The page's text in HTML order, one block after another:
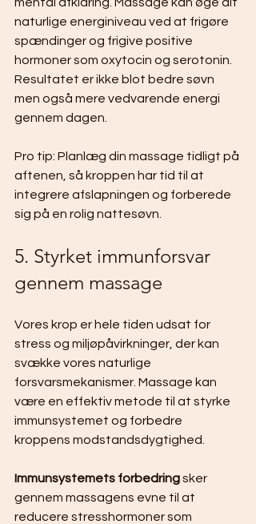
naturlige energiniveau ved at frigøre
spændinger og frigive positive
hormoner som oxytocin og serotonin.
Resultatet er ikke blot bedre søvn
men også mere vedvarende energi
gennem dagen.
Pro tip: Planlæg din massage tidligt på
aftenen, så kroppen har tid til at
integrere afslapningen og forberede
sig på en rolig nattesøvn.
5. Styrket immunforsvar
gennem massage
Vores krop er hele tiden udsat for
stress og miljøpåvirkninger, der kan
svække vores naturlige
forsvarsmekanismer. Massage kan
være en effektiv metode til at styrke
immunsystemet og forbedre
kroppens modstandsdygtighed.
Immunsystemets forbedring sker
gennem massagens evne til at
reducere stresshormoner som